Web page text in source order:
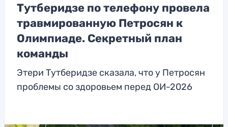
Тутберидзе по телефону провела
травмированную Петросян к
Олимпиаде. Секретный план
команды
Этери Тутберидзе сказала, что у Петросян
проблемы со здоровьем перед ОИ-2026